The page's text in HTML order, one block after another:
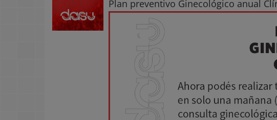
Plan preventivo Ginecológico anual